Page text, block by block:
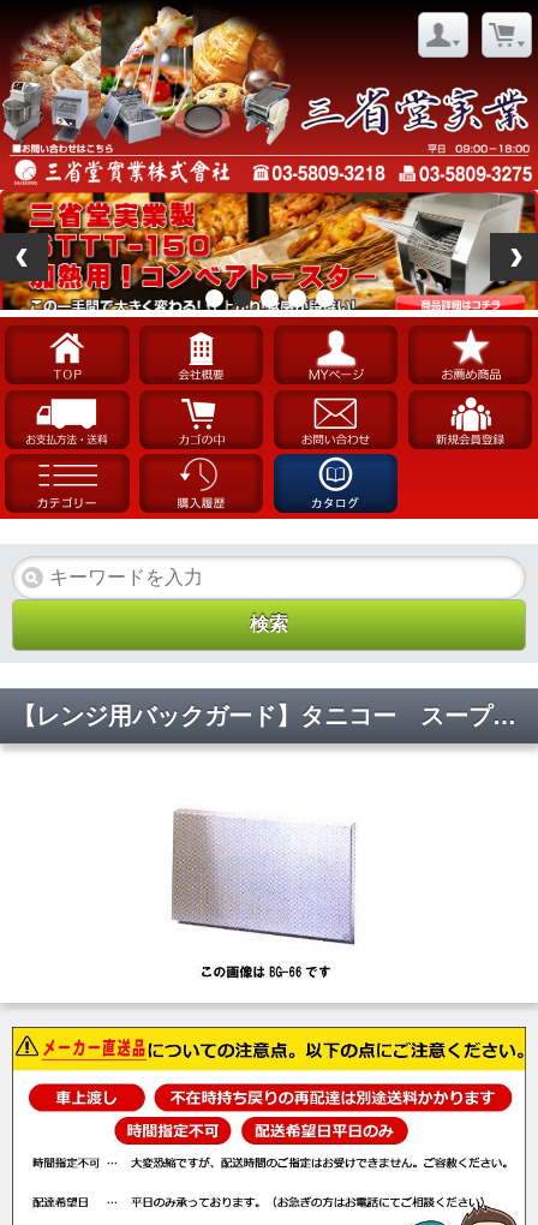
【レンジ用バックガード】タニコー スープレンジ防火用バックガード BG-96 W900×D60×H350(mm)【代引不可】